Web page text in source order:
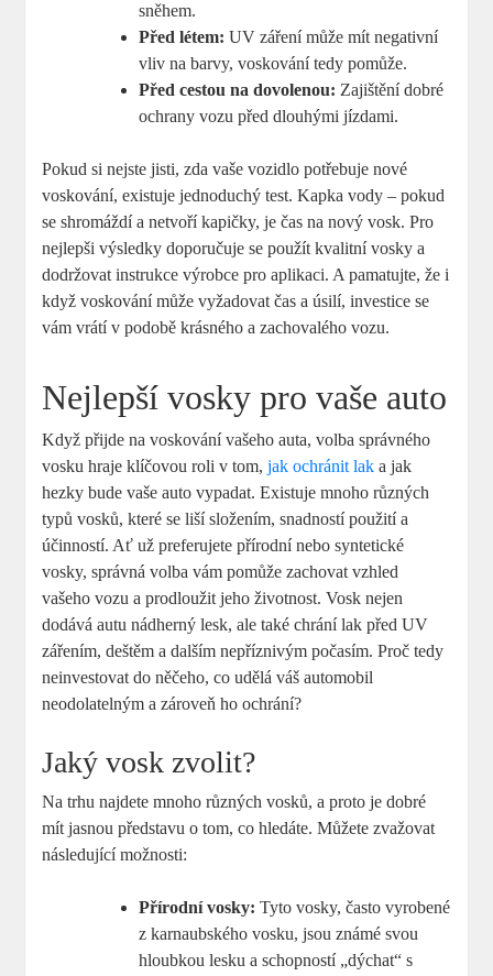
sněhem.
Před létem: UV záření může mít negativní
vliv na barvy, voskování tedy pomůže.
Před cestou na dovolenou: Zajištění dobré
ochrany vozu před dlouhými jízdami.
Pokud si nejste jisti, zda vaše vozidlo potřebuje nové
voskování, existuje jednoduchý test. Kapka vody – pokud
se shromáždí a netvoří kapičky, je čas na nový vosk. Pro
nejlepši výsledky doporučuje se použít kvalitní vosky a
dodržovat instrukce výrobce pro aplikaci. A pamatujte, že i
když voskování může vyžadovat čas a úsilí, investice se
vám vrátí v podobě krásného a zachovalého vozu.
Nejlepší vosky pro vaše auto
Když přijde na voskování vašeho auta, volba správného
vosku hraje klíčovou roli v tom,jak ochránit lak a jak
hezky bude vaše auto vypadat. Existuje mnoho různých
typů vosků, které se liší složením, snadností použití a
účinností. Ať už preferujete přírodní nebo syntetické
vosky, správná volba vám pomůže zachovat vzhled
vašeho vozu a prodloužit jeho životnost. Vosk nejen
dodává autu nádherný lesk, ale také chrání lak před UV
zářením, deštěm a dalším nepříznivým počasím. Proč tedy
neinvestovat do něčeho, co udělá váš automobil
neodolatelným a zároveň ho ochrání?
Jaký vosk zvolit?
Na trhu najdete mnoho různých vosků, a proto je dobré
mít jasnou představu o tom, co hledáte. Můžete zvažovat
následující možnosti:
Přírodní vosky: Tyto vosky, často vyrobené
z karnaubského vosku, jsou známé svou
hloubkou lesku a schopností „dýchat“ s